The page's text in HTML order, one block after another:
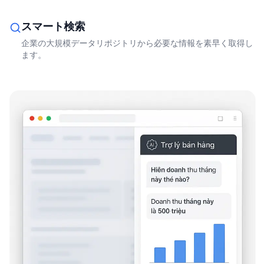
スマート検索
企業の大規模データリポジトリから必要な情報を素早く取得し
ます。